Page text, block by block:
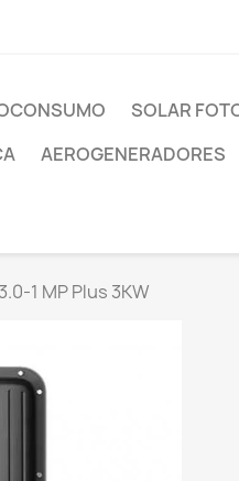
SOLAR
AEROGENERADORES
1 MP Plus 3KW